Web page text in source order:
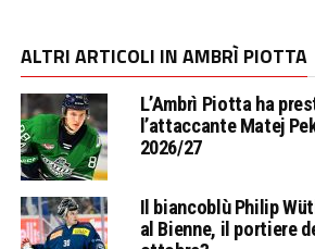
ALTRI ARTICOLI IN AMBRÌ PIOTTA
L’Ambrì Piotta ha
l’attaccante Matej
2026/27
Il biancoblù Philip
al Bienne, il portiere